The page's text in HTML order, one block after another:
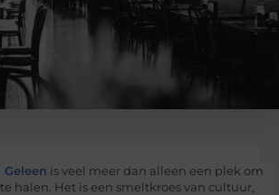
Geleen is veel meer dan alleen een plek om
halen. Het is een smeltkroes van cultuur,